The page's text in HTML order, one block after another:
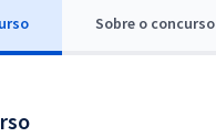
Sobre o concurso